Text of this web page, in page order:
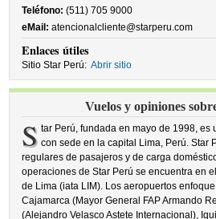
Teléfono: (511) 705 9000
eMail: atencionalcliente@starperu.com
Enlaces útiles
Sitio Star Perú: Abrir sitio
Vuelos y opiniones
S tar Perú, fundada en mayo de 1998, es
con sede en la capital Lima, Perú. Star
regulares de pasajeros y de carga
operaciones de Star Perú se encuentra en
de Lima (iata LIM). Los aeropuertos
Cajamarca (Mayor General FAP Armando
(Alejandro Velasco Astete Internacional),